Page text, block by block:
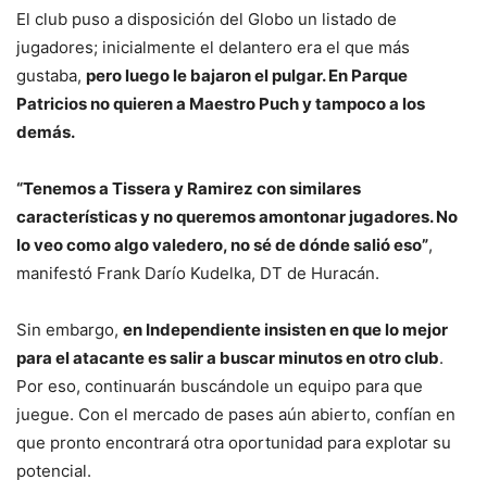
El club puso a disposición del Globo un listado de
jugadores; inicialmente el delantero era el que más
gustaba, pero luego le bajaron el pulgar. En Parque
Patricios no quieren a Maestro Puch y tampoco a los
demás.
“Tenemos a Tissera y Ramirez con similares
características y no queremos amontonar jugadores. No
lo veo como algo valedero, no sé de dónde salió eso”,
manifestó Frank Darío Kudelka, DT de Huracán.
Sin embargo, en Independiente insisten en que lo mejor
para el atacante es salir a buscar minutos en otro club.
Por eso, continuarán buscándole un equipo para que
juegue. Con el mercado de pases aún abierto, confían en
que pronto encontrará otra oportunidad para explotar su
potencial.